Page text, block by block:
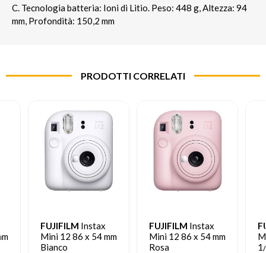
C. Tecnologia batteria: Ioni di Litio. Peso: 448 g, Altezza: 94
mm, Profondità: 150,2 mm
PRODOTTI CORRELATI
FUJIFILM Instax
Mini 12 86 x 54 mm
Bianco
FUJIFILM Instax
Mini 12 86 x 54 mm
Rosa